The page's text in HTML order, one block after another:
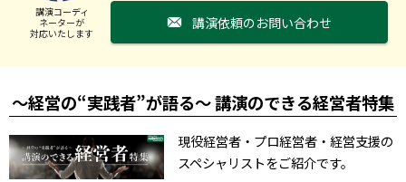
講演コーディ
ネーターが
対応いたします
講演依頼のお問い合わせ
～経営の“実践者”が語る～ 講演のできる経営者特集
現役経営者・プロ経営者・経営支援の
スペシャリストをご紹介です。